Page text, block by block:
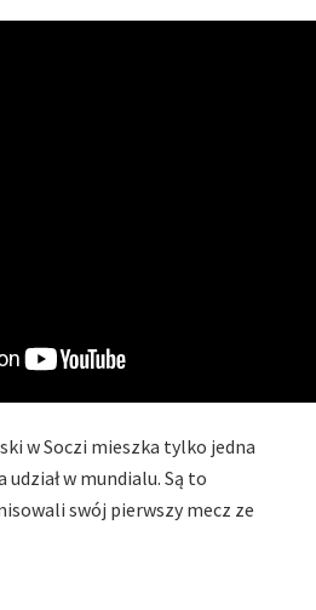
w Soczi mieszka tylko jedna
w mundialu. Są to
swój pierwszy mecz ze